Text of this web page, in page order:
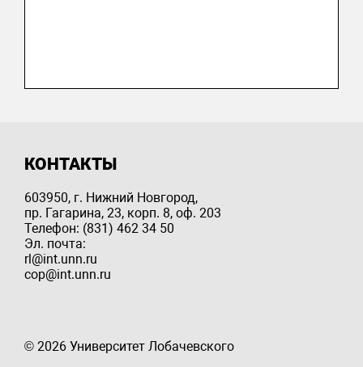
КОНТАКТЫ
603950, г. Нижний Новгород,
пр. Гагарина, 23, корп. 8, оф. 203
Телефон: (831) 462 34 50
Эл. почта:
rl@int.unn.ru
cop@int.unn.ru
© 2026 Университет Лобачевского